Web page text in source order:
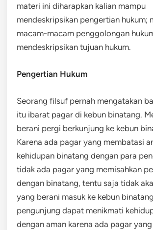
materi ini diharapkan kalian mampu
mendeskripsikan pengertian hukum;
macam-macam penggolongan
mendeskripsikan tujuan hukum.
Pengertian Hukum
Seorang filsuf pernah mengatakan
itu ibarat pagar di kebun binatang.
berani pergi berkunjung ke kebun
Karena ada pagar yang membatasi
kehidupan binatang dengan para
tidak ada pagar yang memisahkan
dengan binatang, tentu saja tidak
yang berani masuk ke kebun
pengunjung dapat menikmati
dengan aman karena ada pagar